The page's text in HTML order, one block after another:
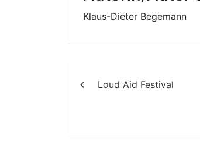
Klaus-Dieter Begemann
Loud Aid Festival